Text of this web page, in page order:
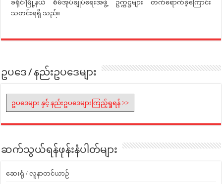
ခရိုင်/မြို့နယ် စီမံအုပ်ချုပ်ရေးအဖွဲ့ ဥက္ကဋ္ဌများ တက်ရောက်ခဲ့ကြောင်း
သတင်းရရှိ သည်။
ဥပဒေ / နည်းဥပဒေများ
ဥပဒေများ နှင့် နည်းဥပဒေများကြည့်ရှုရန် >>
ဆက်သွယ်ရန်ဖုန်းနံပါတ်များ
ဆေးရုံ / လူနာတင်ယာဉ်